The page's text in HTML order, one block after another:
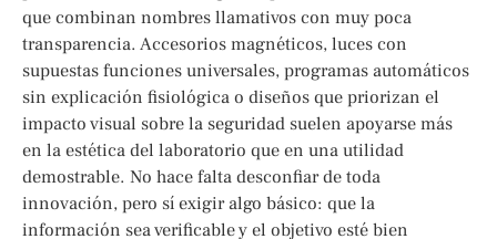
que combinan nombres llamativos con muy poca
transparencia. Accesorios magnéticos, luces con
supuestas funciones universales, programas automáticos
sin explicación fisiológica o diseños que priorizan el
impacto visual sobre la seguridad suelen apoyarse más
en la estética del laboratorio que en una utilidad
demostrable. No hace falta desconfiar de toda
innovación, pero sí exigir algo básico: que la
información sea verificable y el objetivo esté bien